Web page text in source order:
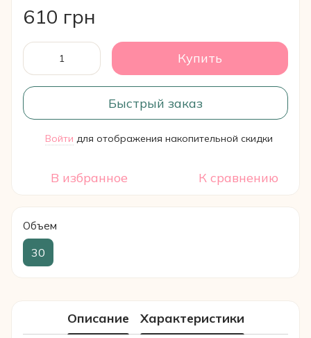
610 грн
Купить
Быстрый заказ
Войти для отображения накопительной скидки
В избранное К сравнению
Объем
30
Описание Характеристики